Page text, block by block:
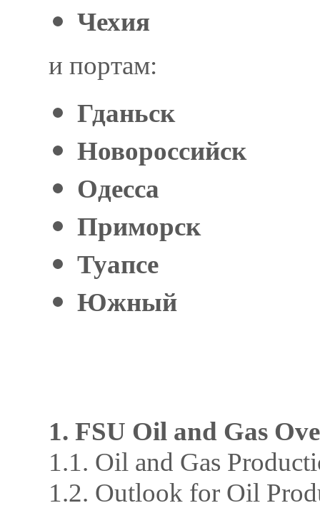
Чехия
и портам:
Гданьск
Новороссийск
Одесса
Приморск
Туапсе
Южный
1. FSU Oil and Gas
1.1. Oil and Gas
1.2. Outlook for Oil